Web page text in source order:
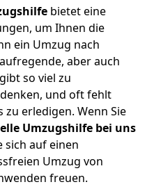
bietet eine
um Ihnen die
ein Umzug nach
aber auch
so viel zu
und oft fehlt
zu erledigen. Wenn Sie
Umzugshilfe bei uns
sich auf einen
Umzug von
freuen.